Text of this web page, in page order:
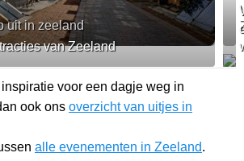
uit in zeeland
van Zeeland
voor een dagje weg in
ook ons overzicht van uitjes in
alle evenementen in Zeeland.